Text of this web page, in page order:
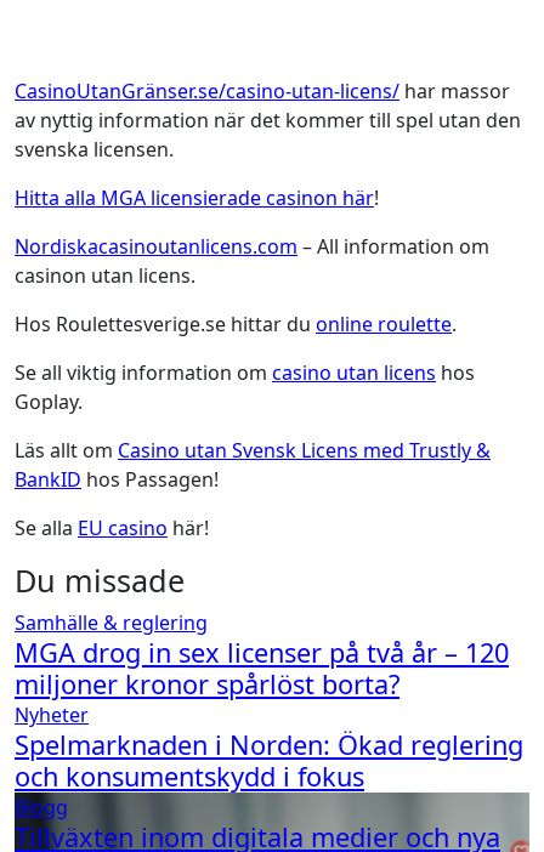
CasinoUtanGränser.se/casino-utan-licens/ har massor
av nyttig information när det kommer till spel utan den
svenska licensen.
Hitta alla MGA licensierade casinon här!
Nordiskacasinoutanlicens.com – All information om
casinon utan licens.
Hos Roulettesverige.se hittar du online roulette.
Se all viktig information om casino utan licens hos
Goplay.
Läs allt om Casino utan Svensk Licens med Trustly &
BankID hos Passagen!
Se alla EU casino här!
Du missade
Samhälle & reglering
MGA drog in sex licenser på två år – 120
miljoner kronor spårlöst borta?
Nyheter
Spelmarknaden i Norden: Ökad reglering
och konsumentskydd i fokus
Blogg
Tillväxten inom digitala medier och nya